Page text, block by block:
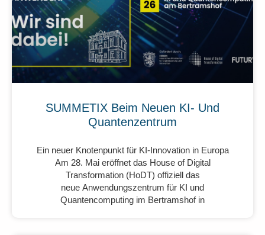
SUMMETIX Beim Neuen KI- Und
Quantenzentrum
Ein neuer Knotenpunkt für KI-Innovation in Europa
Am 28. Mai eröffnet das House of Digital
Transformation (HoDT) offiziell das
neue Anwendungszentrum für KI und
Quantencomputing im Bertramshof in